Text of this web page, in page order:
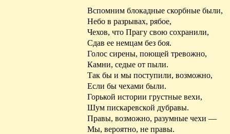
Вспомним блокадные скорбные были,
Небо в разрывах, рябое,
Чехов, что Прагу свою сохранили,
Сдав ее немцам без боя.
Голос сирены, поющей тревожно,
Камни, седые от пыли.
Так бы и мы поступили, возможно,
Если бы чехами были.
Горькой истории грустные вехи,
Шум пискаревской дубравы.
Правы, возможно, разумные чехи —
Мы, вероятно, не правы.